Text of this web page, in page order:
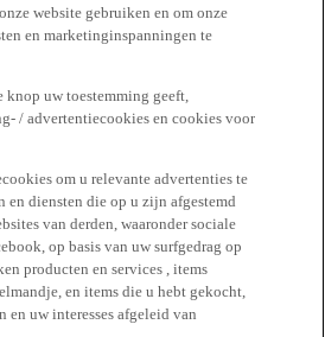
website gebruiken en om onze
en marketinginspanningen te
knop uw toestemming geeft,
/ advertentiecookies en cookies voor
om u relevante advertenties te
en diensten die op u zijn afgestemd
van derden, waaronder sociale
op basis van uw surfgedrag op
producten en services , items
en items die u hebt gekocht,
en uw interesses afgeleid van